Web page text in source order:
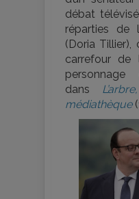
débat
réparties de
(Doria Tillier),
carrefour de
personnage
dans
médiathèque